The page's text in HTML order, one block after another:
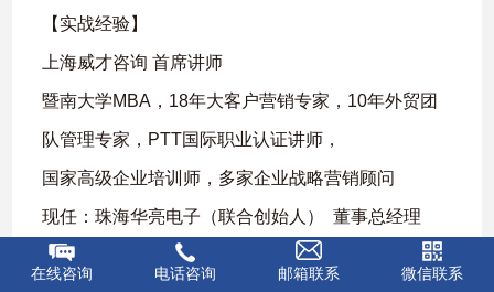
【实战经验】
上海威才咨询 首席讲师
暨南大学MBA，18年大客户营销专家，10年外贸团
队管理专家，PTT国际职业认证讲师，
国家高级企业培训师，多家企业战略营销顾问
现任：珠海华亮电子（联合创始人） 董事总经理
曾任：西门子电气（世界500强） 中华区营销总监
在线咨询 电话咨询 邮箱联系 微信联系